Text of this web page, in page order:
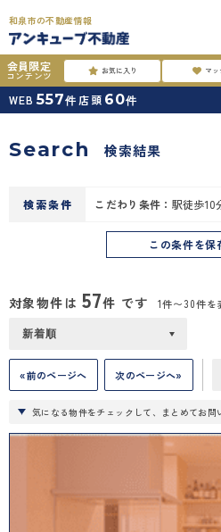
和泉市の不動産情報
会員限定
コンテンツ お気に入り マ
WEB 557件 店頭 60件
Search 検索結果
検索条件 こだわり条件： 駅徒歩10
この条件を保
対象物件は57件 です 1件〜30件を
«前のページへ 次のページへ»
気になる物件をチェックして、まとめてお問